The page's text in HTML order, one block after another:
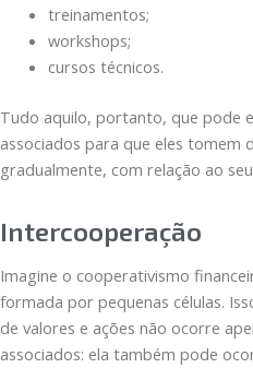
treinamentos;
workshops;
cursos técnicos.
Tudo aquilo, portanto, que pode
associados para que eles tomem
gradualmente, com relação ao
Intercooperação
Imagine o cooperativismo
formada por pequenas células.
de valores e ações não ocorre
associados: ela também pode